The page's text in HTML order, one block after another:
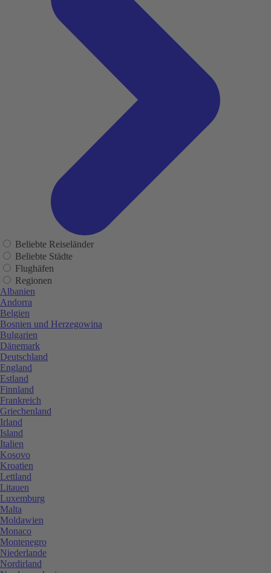
Beliebte Reiseländer
Beliebte Städte
Flughäfen
Regionen
Albanien
Andorra
Belgien
Bosnien und Herzegowina
Bulgarien
Dänemark
Deutschland
England
Estland
Finnland
Frankreich
Griechenland
Irland
Island
Italien
Kosovo
Kroatien
Lettland
Litauen
Luxemburg
Malta
Moldawien
Monaco
Montenegro
Niederlande
Nordirland